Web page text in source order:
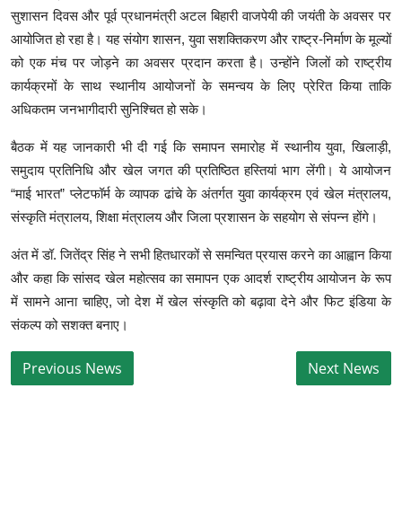
सुशासन दिवस और पूर्व प्रधानमंत्री अटल बिहारी वाजपेयी की जयंती के अवसर पर
आयोजित हो रहा है। यह संयोग शासन, युवा सशक्तिकरण और राष्ट्र-निर्माण के मूल्यों
को एक मंच पर जोड़ने का अवसर प्रदान करता है। उन्होंने जिलों को राष्ट्रीय
कार्यक्रमों के साथ स्थानीय आयोजनों के समन्वय के लिए प्रेरित किया ताकि
अधिकतम जनभागीदारी सुनिश्चित हो सके।
बैठक में यह जानकारी भी दी गई कि समापन समारोह में स्थानीय युवा, खिलाड़ी,
समुदाय प्रतिनिधि और खेल जगत की प्रतिष्ठित हस्तियां भाग लेंगी। ये आयोजन
“माई भारत” प्लेटफॉर्म के व्यापक ढांचे के अंतर्गत युवा कार्यक्रम एवं खेल मंत्रालय,
संस्कृति मंत्रालय, शिक्षा मंत्रालय और जिला प्रशासन के सहयोग से संपन्न होंगे।
अंत में डॉ. जितेंद्र सिंह ने सभी हितधारकों से समन्वित प्रयास करने का आह्वान किया
और कहा कि सांसद खेल महोत्सव का समापन एक आदर्श राष्ट्रीय आयोजन के रूप
में सामने आना चाहिए, जो देश में खेल संस्कृति को बढ़ावा देने और फिट इंडिया के
संकल्प को सशक्त बनाए।